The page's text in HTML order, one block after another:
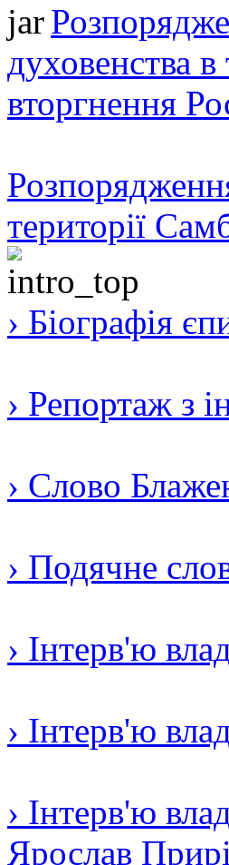
духовенства в
вторгнення
території
› Біографія
› Репортаж з
› Слово
› Подячне
› Інтерв'ю
› Інтерв'ю
› Інтерв'ю
Ярослав